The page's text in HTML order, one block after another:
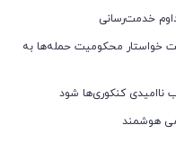
خدمت‌رسانی
خواستار محکومیت حمله‌ها به
ناامیدی کنکوری‌ها شود
هوشمند